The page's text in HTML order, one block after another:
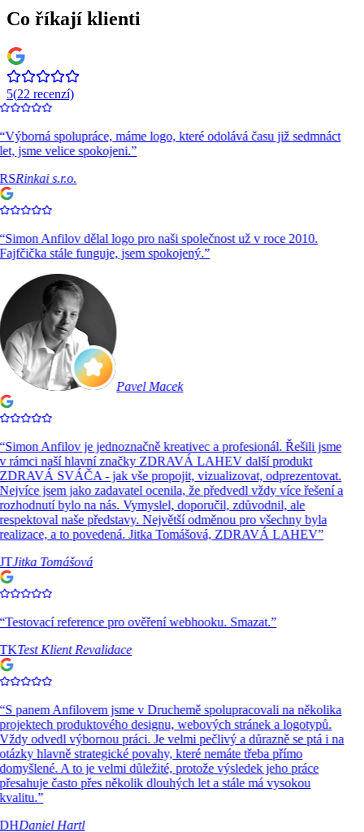
Co říkají klienti
5(22 recenzí)
Výborná spolupráce, máme logo, které odolává času již sedmnáct
jsme velice spokojeni.”
Rinkai s.r.o.
Simon Anfilov dělal logo pro naši společnost už v roce 2010.
stále funguje, jsem spokojený.”
Pavel Macek
Simon Anfilov je jednoznačně kreativec a profesionál. Řešili jsme
rámci naší hlavní značky ZDRAVÁ LAHEV další produkt
SVÁČA - jak vše propojit, vizualizovat, odprezentovat.
jsem jako zadavatel ocenila, že předvedl vždy více řešení a
bylo na nás. Vymyslel, doporučil, zdůvodnil, ale
naše představy. Největší odměnou pro všechny byla
a to povedená. Jitka Tomášová, ZDRAVÁ LAHEV”
Jitka Tomášová
Testovací reference pro ověření webhooku. Smazat.”
Test Klient Revalidace
S panem Anfilovem jsme v Druchemě spolupracovali na několika
produktového designu, webových stránek a logotypů.
odvedl výbornou práci. Je velmi pečlivý a důrazně se ptá i na
hlavně strategické povahy, které nemáte třeba přímo
A to je velmi důležité, protože výsledek jeho práce
často přes několik dlouhých let a stále má vysokou
”
Daniel Hartl